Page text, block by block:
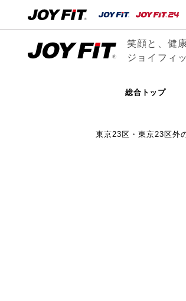
笑顔と、健
ジョイフィ
総合トップ
東京23区・東京23区外